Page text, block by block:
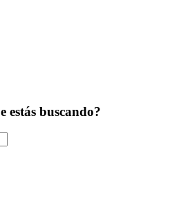
estás buscando?